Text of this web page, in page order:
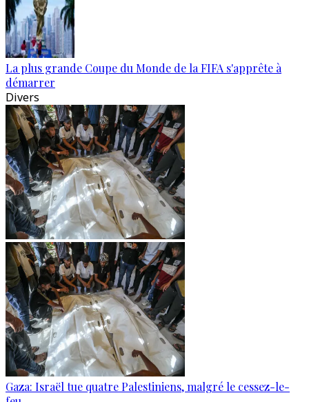
La plus grande Coupe du Monde de la FIFA s'apprête à
démarrer
Divers
Gaza: Israël tue quatre Palestiniens, malgré le cessez-le-